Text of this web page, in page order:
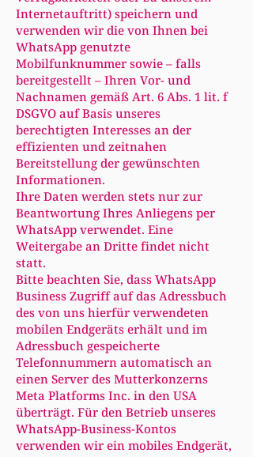
Internetauftritt) speichern und
verwenden wir die von Ihnen bei
WhatsApp genutzte
Mobilfunknummer sowie – falls
bereitgestellt – Ihren Vor- und
Nachnamen gemäß Art. 6 Abs. 1 lit. f
DSGVO auf Basis unseres
berechtigten Interesses an der
effizienten und zeitnahen
Bereitstellung der gewünschten
Informationen.
Ihre Daten werden stets nur zur
Beantwortung Ihres Anliegens per
WhatsApp verwendet. Eine
Weitergabe an Dritte findet nicht
statt.
Bitte beachten Sie, dass WhatsApp
Business Zugriff auf das Adressbuch
des von uns hierfür verwendeten
mobilen Endgeräts erhält und im
Adressbuch gespeicherte
Telefonnummern automatisch an
einen Server des Mutterkonzerns
Meta Platforms Inc. in den USA
überträgt. Für den Betrieb unseres
WhatsApp-Business-Kontos
verwenden wir ein mobiles Endgerät,